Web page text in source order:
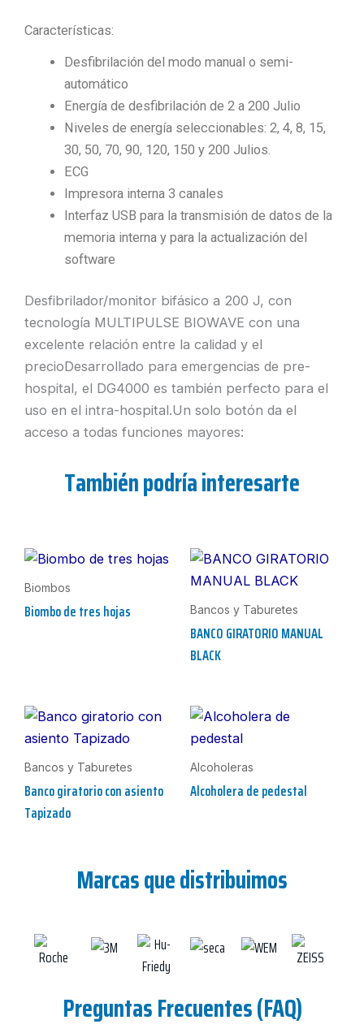
Características:
Desfibrilación del modo manual o semi-
automático
Energía de desfibrilación de 2 a 200 Julio
Niveles de energía seleccionables: 2, 4, 8, 15,
30, 50, 70, 90, 120, 150 y 200 Julios.
ECG
Impresora interna 3 canales
Interfaz USB para la transmisión de datos de la
memoria interna y para la actualización del
software
Desfibrilador/monitor bifásico a 200 J, con
tecnología MULTIPULSE BIOWAVE con una
excelente relación entre la calidad y el
precioDesarrollado para emergencias de pre-
hospital, el DG4000 es también perfecto para el
uso en el intra-hospital.Un solo botón da el
acceso a todas funciones mayores:
También podría interesarte
Biombos
Biombo de tres hojas Bancos y Taburetes
BANCO GIRATORIO MANUAL
BLACK
Bancos y Taburetes
Banco giratorio con asiento
Tapizado
Alcoholeras
Alcoholera de pedestal
Marcas que distribuimos
Preguntas Frecuentes (FAQ)